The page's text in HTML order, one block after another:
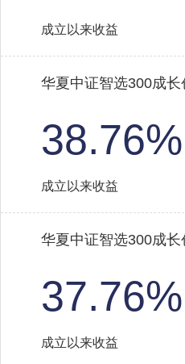
成立以来收益
华夏中证智选300成
38.76%
成立以来收益
华夏中证智选300成
37.76%
成立以来收益